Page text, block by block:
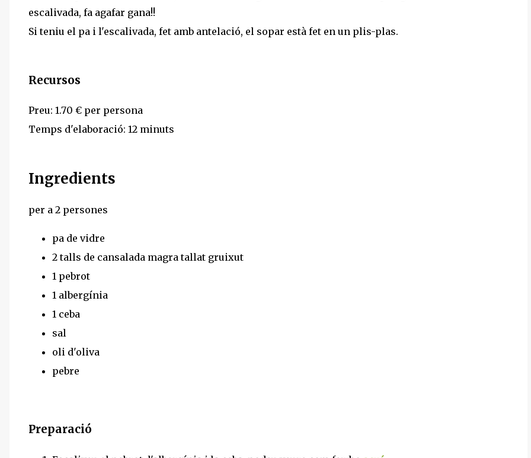
escalivada, fa agafar gana!!
Si teniu el pa i l'escalivada, fet amb antelació, el sopar està fet en un plis-plas.
Recursos
Preu: 1.70 € per persona
Temps d'elaboració: 12 minuts
Ingredients
per a 2 persones
pa de vidre
2 talls de cansalada magra tallat gruixut
1 pebrot
1 albergínia
1 ceba
sal
oli d'oliva
pebre
Preparació